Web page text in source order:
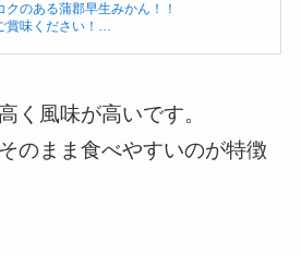
のある蒲郡早生みかん！！
賞味ください！…
く風味が高いです。
のまま食べやすいのが特徴